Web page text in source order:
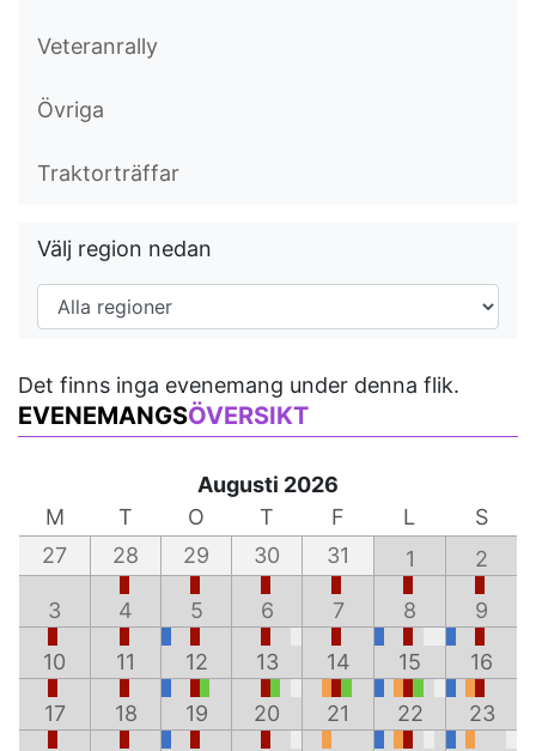
Veteranrally
Övriga
Traktorträffar
Välj region nedan
Det finns inga evenemang under denna flik.
EVENEMANGSÖVERSIKT
Augusti 2026
M
T O T F L
S
27
28 29 30 31 1 2
3 4 5 6 7 8 9
10 11 12 13 14 15 16
17 18 19 20 21 22 23